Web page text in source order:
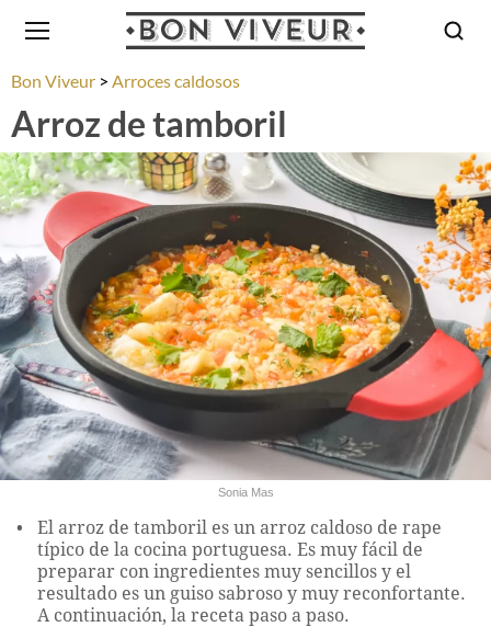
Bon Viveur Arroces caldosos
Arroz de tamboril
Sonia Mas
El arroz de tamboril es un arroz caldoso de rape
típico de la cocina portuguesa. Es muy fácil de
preparar con ingredientes muy sencillos y el
resultado es un guiso sabroso y muy reconfortante.
A continuación, la receta paso a paso.